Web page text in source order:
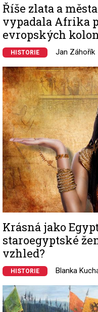
Říše zlata a
vypadala Afrika
evropských
HISTORIE Jan Záhořík
Image
Krásná jako
staroegyptské
vzhled?
HISTORIE Blanka
Image